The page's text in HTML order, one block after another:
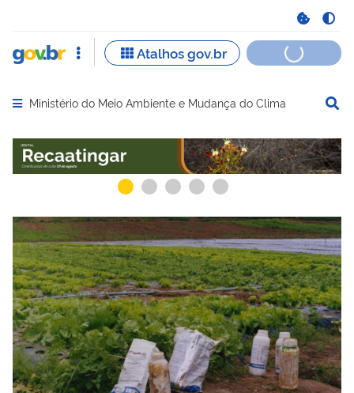
Abrir menu principal de navegação
Ministério do Meio Ambiente e Mudança do Clima
Serviços mais acessados do govbr Serviços